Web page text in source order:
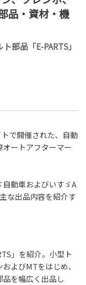
品・資材・機
部品「E-PARTS」
で開催された、自動
ートアフターマー
動車およびいすゞA
な出品内容を紹介す
」を紹介。小型ト
よびMTをはじめ、
を幅広く出品し